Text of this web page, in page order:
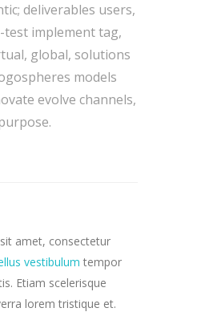
deliverables users,
test implement tag,
global, solutions
models
evolve channels,
amet, consectetur
vestibulum tempor
Etiam scelerisque
lorem tristique et.